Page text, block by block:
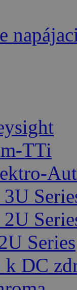
TTi
Series
k DC